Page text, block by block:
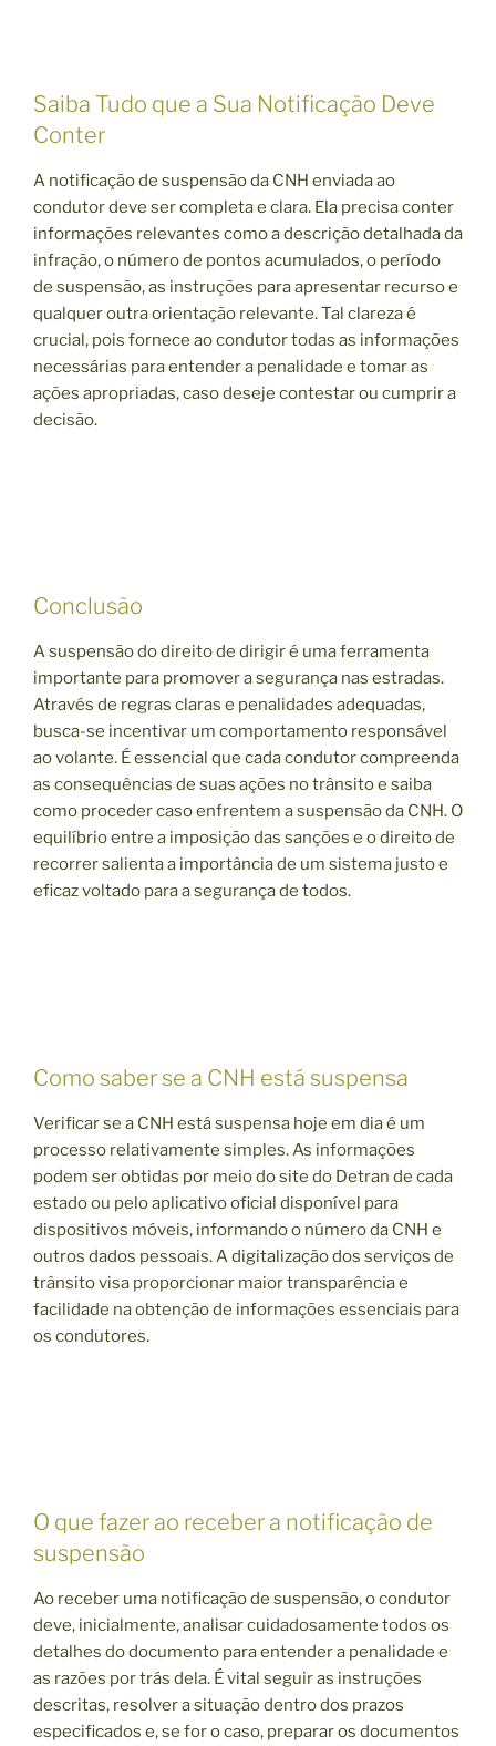
Saiba Tudo que a Sua Notificação Deve
Conter
A notificação de suspensão da CNH enviada ao
condutor deve ser completa e clara. Ela precisa conter
informações relevantes como a descrição detalhada da
infração, o número de pontos acumulados, o período
de suspensão, as instruções para apresentar recurso e
qualquer outra orientação relevante. Tal clareza é
crucial, pois fornece ao condutor todas as informações
necessárias para entender a penalidade e tomar as
ações apropriadas, caso deseje contestar ou cumprir a
decisão.
Conclusão
A suspensão do direito de dirigir é uma ferramenta
importante para promover a segurança nas estradas.
Através de regras claras e penalidades adequadas,
busca-se incentivar um comportamento responsável
ao volante. É essencial que cada condutor compreenda
as consequências de suas ações no trânsito e saiba
como proceder caso enfrentem a suspensão da CNH. O
equilíbrio entre a imposição das sanções e o direito de
recorrer salienta a importância de um sistema justo e
eficaz voltado para a segurança de todos.
Como saber se a CNH está suspensa
Verificar se a CNH está suspensa hoje em dia é um
processo relativamente simples. As informações
podem ser obtidas por meio do site do Detran de cada
estado ou pelo aplicativo oficial disponível para
dispositivos móveis, informando o número da CNH e
outros dados pessoais. A digitalização dos serviços de
trânsito visa proporcionar maior transparência e
facilidade na obtenção de informações essenciais para
os condutores.
O que fazer ao receber a notificação de
suspensão
Ao receber uma notificação de suspensão, o condutor
deve, inicialmente, analisar cuidadosamente todos os
detalhes do documento para entender a penalidade e
as razões por trás dela. É vital seguir as instruções
descritas, resolver a situação dentro dos prazos
especificados e, se for o caso, preparar os documentos